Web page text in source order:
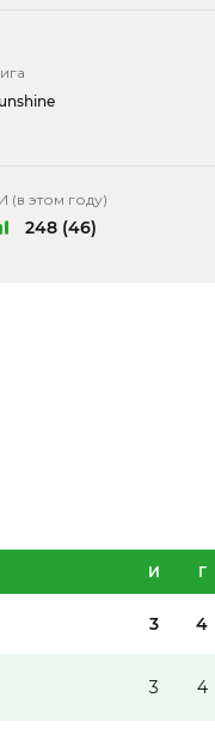
(в этом году)
248 (46)
И Г
3 4
3 4